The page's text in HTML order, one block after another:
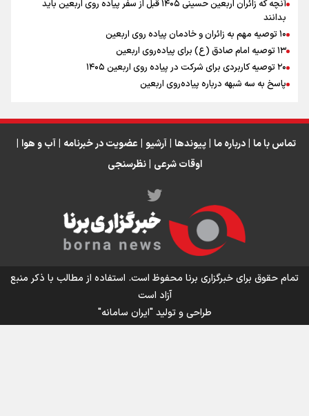
اینفو برنا / جدول کامل فاصله مرز شلمچه تا شهرهای زیارتی
عراق
اینفو برنا/ میزان مالیات بر ارزش افزوده چقدر است؟
آنچه که زائران اربعین حسینی ۱۴۰۵ قبل از سفر پیاده روی اربعین باید
بدانند
۱۰ توصیه مهم به زائران و خادمان پیاده روی اربعین
۱۳ توصیه امام صادق (ع) برای پیاده‌روی اربعین
۲۰ توصیه کاربردی برای شرکت در پیاده روی اربعین ۱۴۰۵
پاسخ به سه‌ شبهه درباره پیاده‌روی اربعین
تماس با ما | درباره ما | پیوندها | آرشیو | عضویت در خبرنامه | آب و هوا |
اوقات شرعی | نظرسنجی
تمام حقوق برای خبرگزاری برنا محفوظ است. استفاده از مطالب با ذکر منبع
آزاد است
طراحی و تولید"ایران سامانه"